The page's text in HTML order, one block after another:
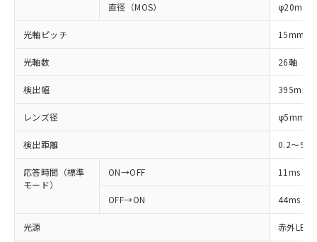
直径（MOS） φ20mm
光軸ピッチ 15mm
光軸数 26軸
検出幅 395mm
レンズ径 φ5mm
検出距離 0.2～9m
応答時間（標準
モード）
ON→OFF 11ms
OFF→ON 44ms
光源 赤外LED